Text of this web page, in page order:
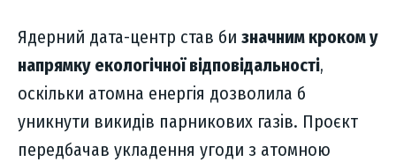
Ядерний дата-центр став би значним кроком у
напрямку екологічної відповідальності,
оскільки атомна енергія дозволила б
уникнути викидів парникових газів. Проєкт
передбачав укладення угоди з атомною